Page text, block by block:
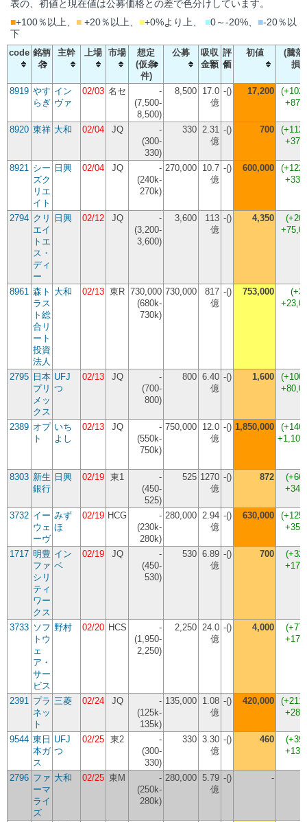
表の、初値と現在値は公募価格との差で色分けしています。
■+100％以上、 ■ +20％以上、 ■+0%より上、 ■0～-20%、 ■-20％以
下
code 銘柄
名
主幹 上場 市場
想定
(仮条
件)
公募
吸収
金額
評
価
初値
(騰落
損
8919 やす
らぎ
イン
ヴァ
02/03 名セ
-
(7,500-
8,500)
8,500 17.0
億
-() 17,200 (
8920 東祥 大和 02/04 JQ
-
(300-
330)
330 2.31
億
-() 700 (
8921 シー
ズク
リエ
イト
日興 02/04 JQ
-
(240k-
270k)
270,000 10.7
億
-() 600,000 (
2794 クリ
エイ
トエ
ス・
ディ
ー
日興 02/12 JQ
-
(3,200-
3,600)
3,600
113
億
-() 4,350 (
8961 森ト
ラス
ト総
合リ
ート
投資
法人
大和 02/13 東R 730,000
(680k-
730k)
730,000
817
億
-() 753,000 (
2795 日本
プリ
メッ
クス
UFJ
つ
02/13 JQ
-
(700-
800)
800 6.40
億
-() 1,600 (
2389 オプ
ト
いち
よし
02/13 JQ
-
(550k-
750k)
750,000 12.0
億
-() 1,850,000 (
8303 新生
銀行
日興 02/19 東1
-
(450-
525)
525 1270
億
-() 872 (
3732 イー
ウェ
ーヴ
みず
ほ
02/19 HCG
-
(230k-
280k)
280,000 2.94
億
-() 630,000 (
1717 明豊
ファ
シリ
ティ
ワー
クス
イン
ベ
02/19 JQ
-
(450-
530)
530 6.89
億
-() 700 (
3733 ソフ
トウ
ェ
ア・
サー
ビス
野村 02/20 HCS
-
(1,950-
2,250)
2,250 24.0
億
-() 4,000 (
2391 プラ
ネッ
ト
三菱 02/24 JQ
-
(125k-
135k)
135,000 1.08
億
-() 420,000 (
9544 東日
本ガ
ス
UFJ
つ
02/25 東2
-
(300-
330)
330 3.30
億
-() 460 (
2796 ファ
ーマ
ライ
ズ
大和 02/25 東M
-
(250k-
280k)
280,000 5.79
億
-() -